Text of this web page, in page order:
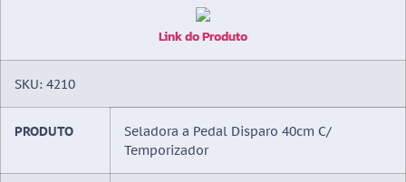
Link do Produto
SKU: 4210
PRODUTO
Seladora a Pedal Disparo 40cm C/
Temporizador